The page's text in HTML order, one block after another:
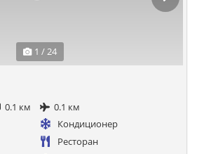
1 / 24
0.1 км
0.1 км
Кондиционер
Ресторан